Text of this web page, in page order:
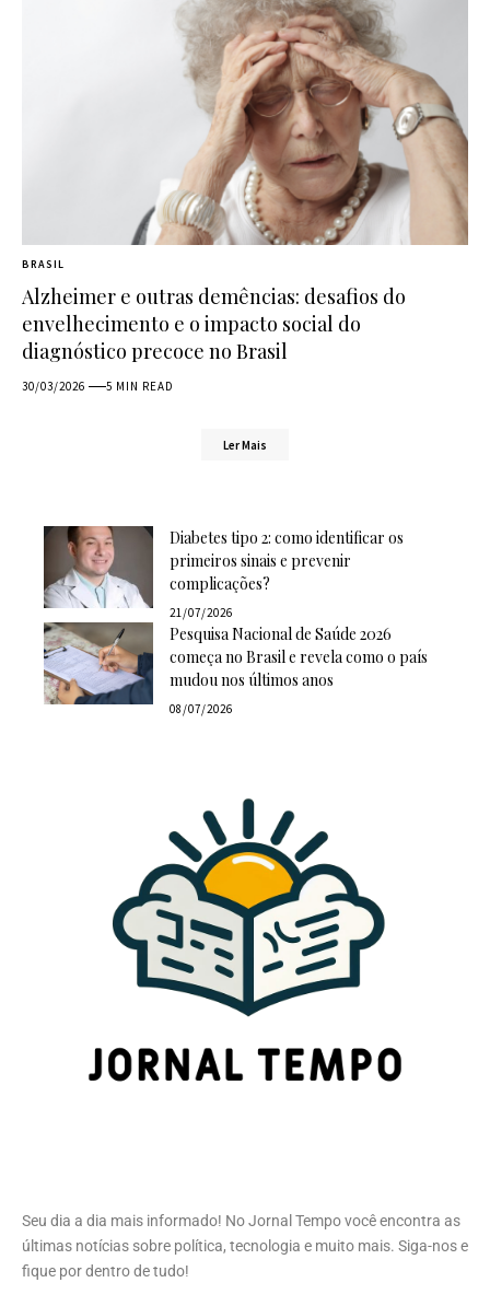
BRASIL
Alzheimer e outras demências: desafios do
envelhecimento e o impacto social do
diagnóstico precoce no Brasil
30/03/2026 5 MIN READ
Ler Mais
Diabetes tipo 2: como identificar os
primeiros sinais e prevenir
complicações?
21/07/2026
Pesquisa Nacional de Saúde 2026
começa no Brasil e revela como o país
mudou nos últimos anos
08/07/2026
Seu dia a dia mais informado! No Jornal Tempo você encontra as
últimas notícias sobre política, tecnologia e muito mais. Siga-nos e
fique por dentro de tudo!